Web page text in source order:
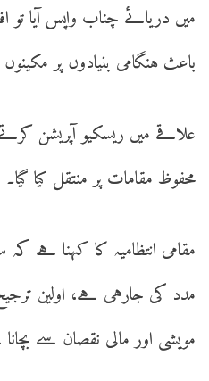
میں دریائے چناب واپس آیا
باعث ہنگامی بنیادوں پر مکینوں
علاقے میں ریسکیو آپریشن
محفوظ مقامات پر منتقل کیا گیا۔
مقامی انتظامیہ کا کہنا ہے
مدد کی جارہی ہے، اولین
مویشی اور مالی نقصان سے